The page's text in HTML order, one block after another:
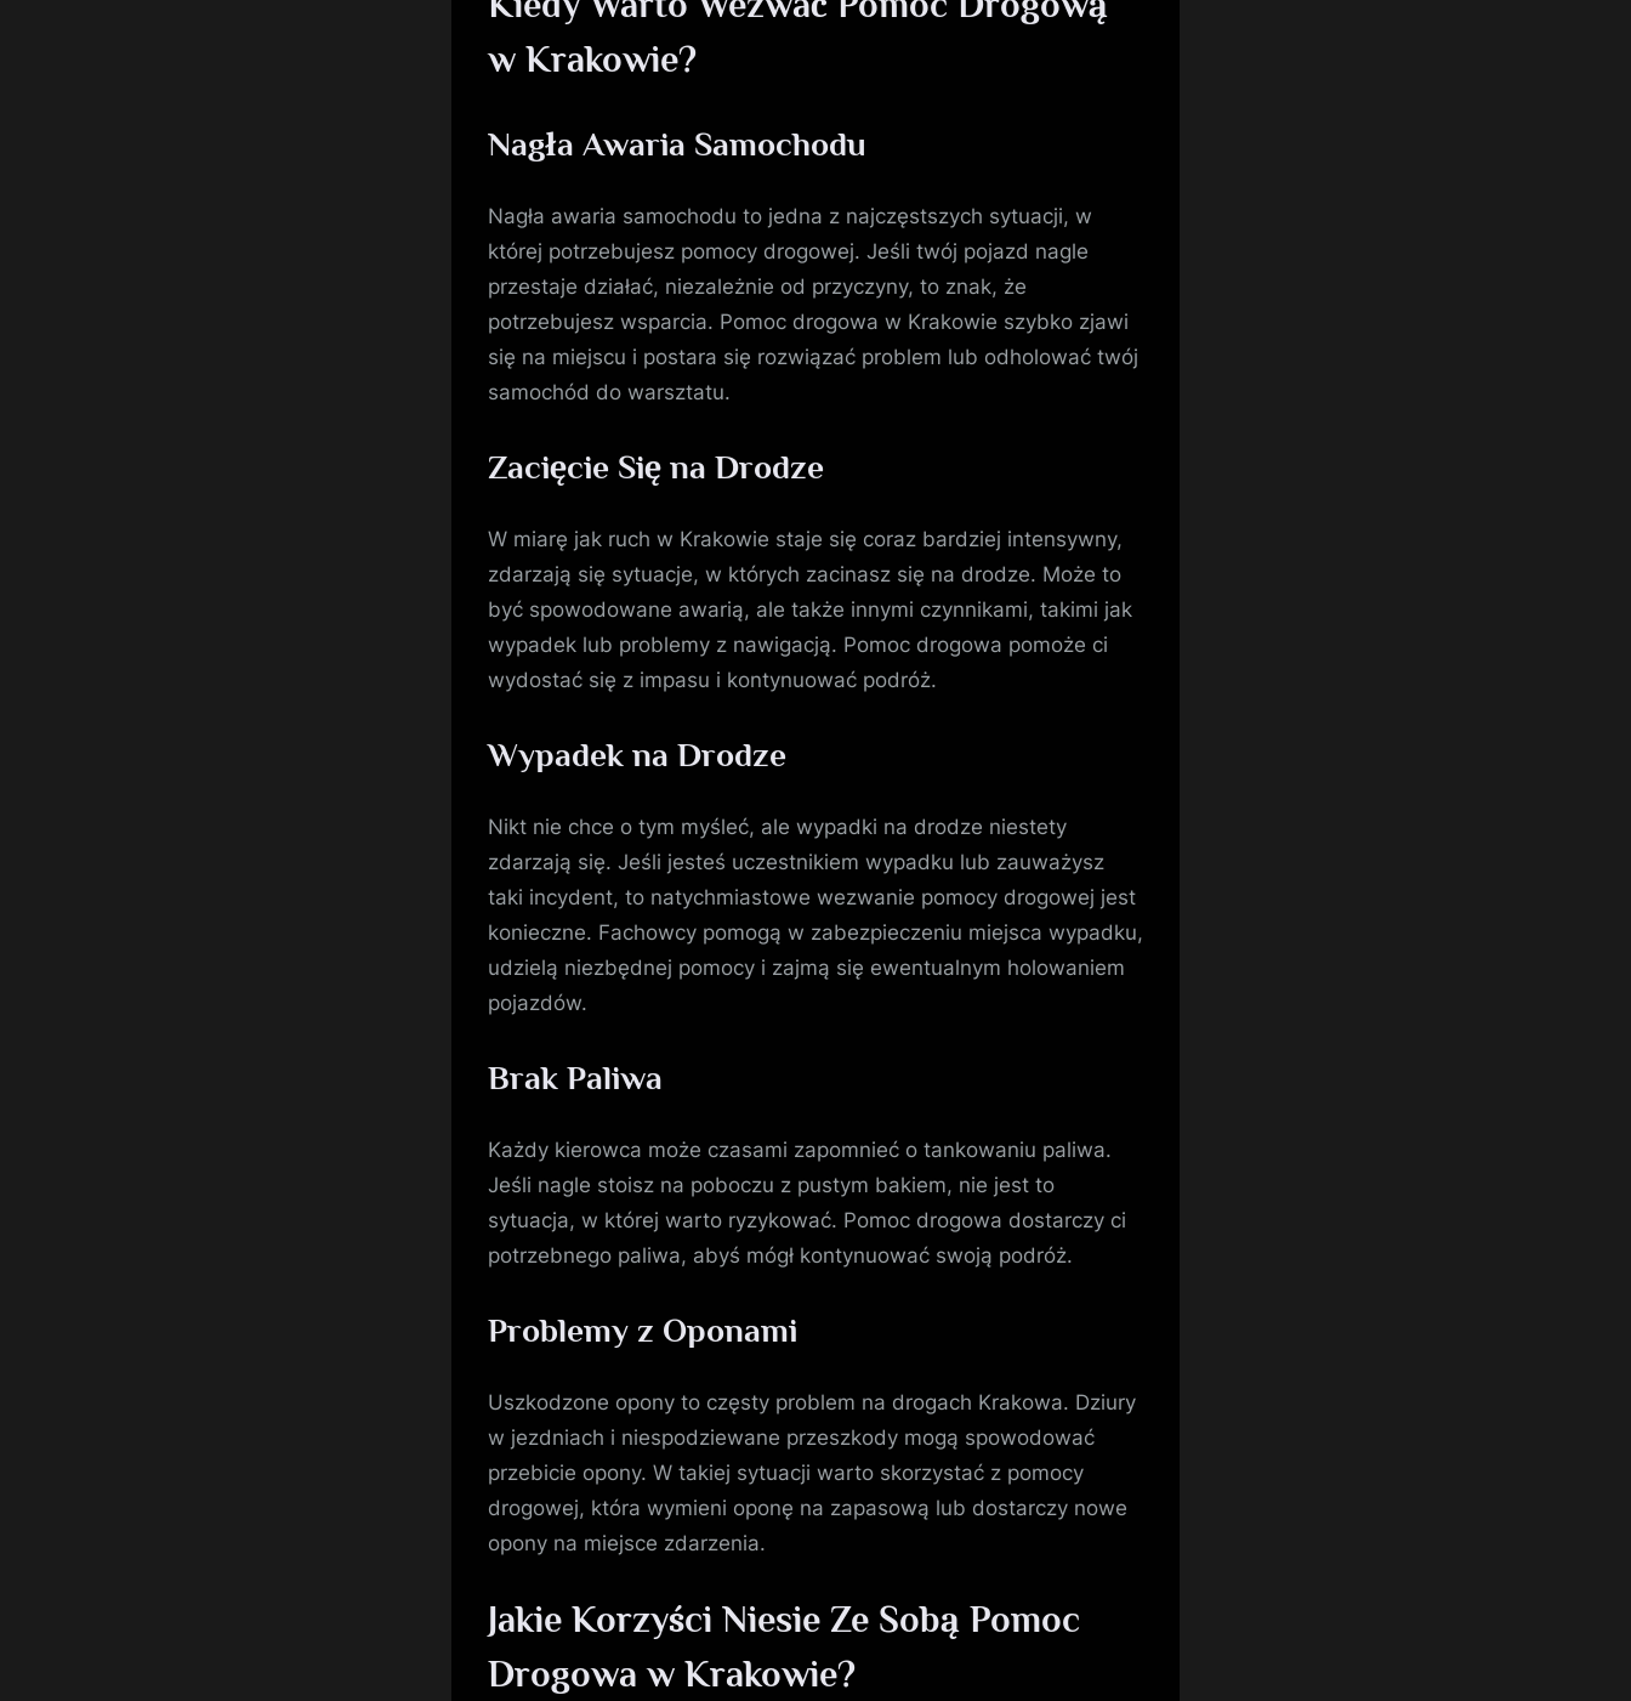
w Krakowie?
Nagła Awaria Samochodu
Nagła awaria samochodu to jedna z najczęstszych sytuacji, w
której potrzebujesz pomocy drogowej. Jeśli twój pojazd nagle
przestaje działać, niezależnie od przyczyny, to znak, że
potrzebujesz wsparcia. Pomoc drogowa w Krakowie szybko zjawi
się na miejscu i postara się rozwiązać problem lub odholować twój
samochód do warsztatu.
Zacięcie Się na Drodze
W miarę jak ruch w Krakowie staje się coraz bardziej intensywny,
zdarzają się sytuacje, w których zacinasz się na drodze. Może to
być spowodowane awarią, ale także innymi czynnikami, takimi jak
wypadek lub problemy z nawigacją. Pomoc drogowa pomoże ci
wydostać się z impasu i kontynuować podróż.
Wypadek na Drodze
Nikt nie chce o tym myśleć, ale wypadki na drodze niestety
zdarzają się. Jeśli jesteś uczestnikiem wypadku lub zauważysz
taki incydent, to natychmiastowe wezwanie pomocy drogowej jest
konieczne. Fachowcy pomogą w zabezpieczeniu miejsca wypadku,
udzielą niezbędnej pomocy i zajmą się ewentualnym holowaniem
pojazdów.
Brak Paliwa
Każdy kierowca może czasami zapomnieć o tankowaniu paliwa.
Jeśli nagle stoisz na poboczu z pustym bakiem, nie jest to
sytuacja, w której warto ryzykować. Pomoc drogowa dostarczy ci
potrzebnego paliwa, abyś mógł kontynuować swoją podróż.
Problemy z Oponami
Uszkodzone opony to częsty problem na drogach Krakowa. Dziury
w jezdniach i niespodziewane przeszkody mogą spowodować
przebicie opony. W takiej sytuacji warto skorzystać z pomocy
drogowej, która wymieni oponę na zapasową lub dostarczy nowe
opony na miejsce zdarzenia.
Jakie Korzyści Niesie Ze Sobą Pomoc
Drogowa w Krakowie?